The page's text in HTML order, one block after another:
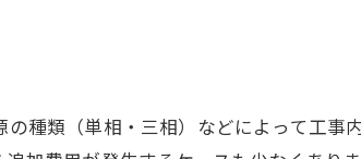
種類（単相・三相）などによって工事